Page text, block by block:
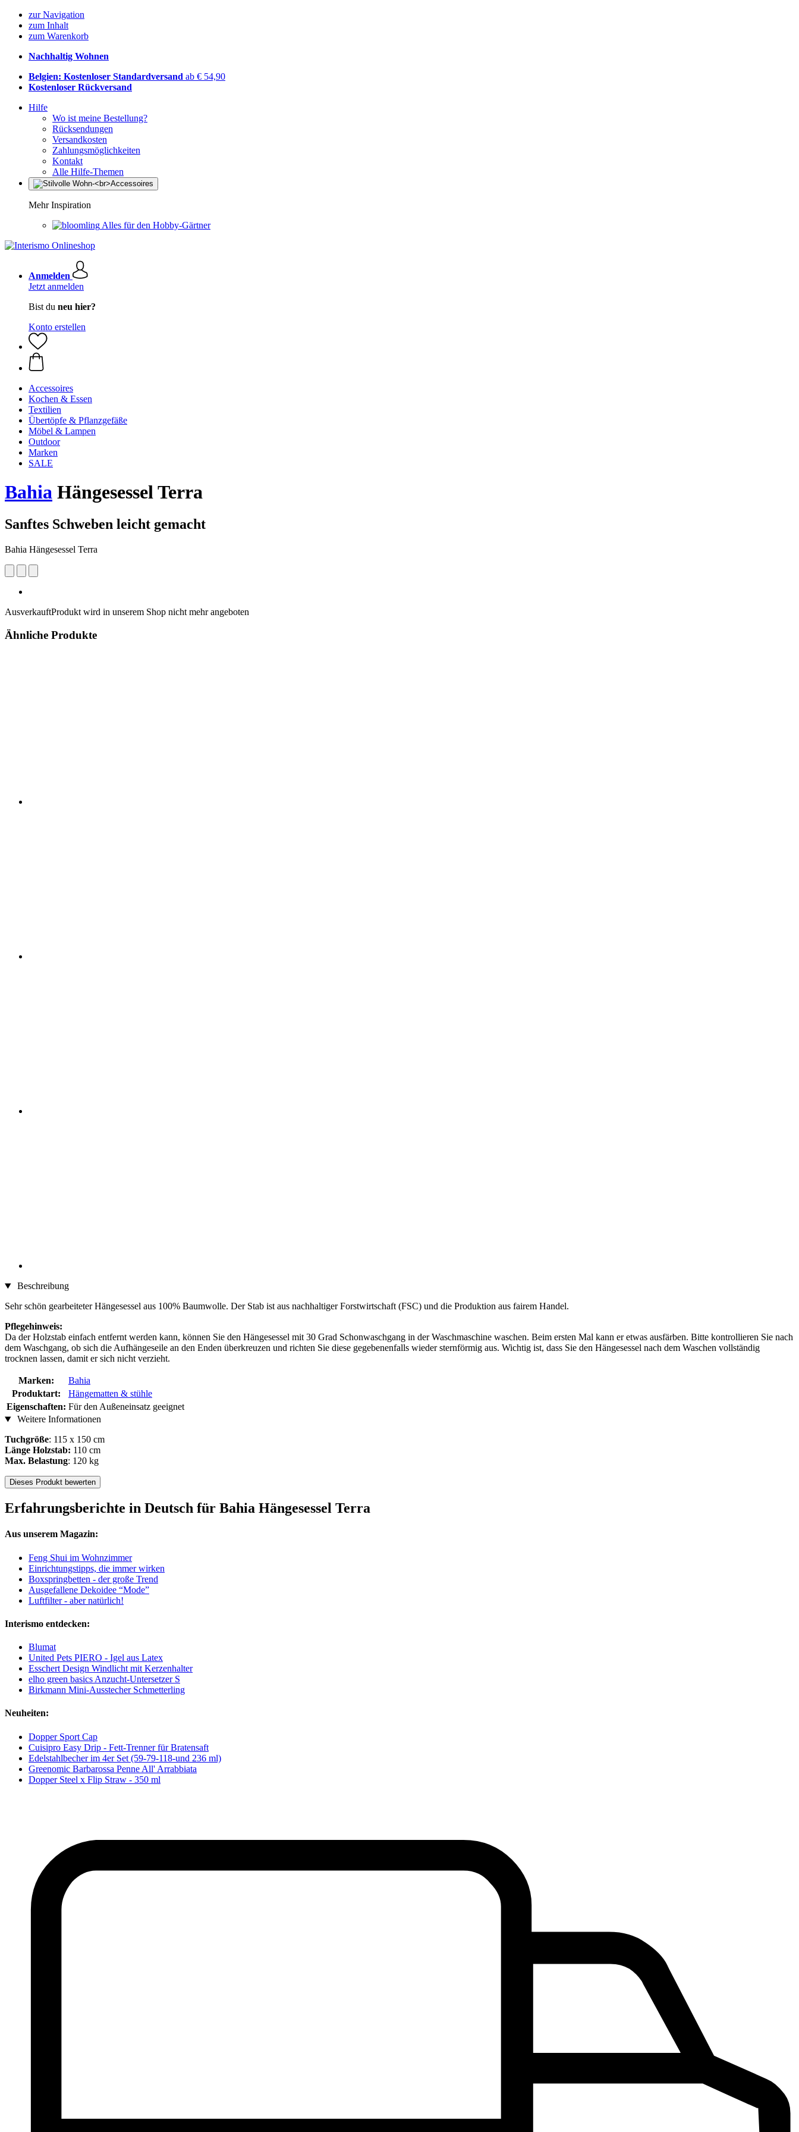
zur Navigation
zum Inhalt
zum Warenkorb
Nachhaltig Wohnen
Belgien: Kostenloser Standardversand ab € 54,90
Kostenloser Rückversand
Hilfe
Wo ist meine Bestellung?
Rücksendungen
Versandkosten
Zahlungsmöglichkeiten
Kontakt
Alle Hilfe-Themen
Mehr Inspiration
Alles für den Hobby-Gärtner
Anmelden
Jetzt anmelden
Bist du neu hier?
Konto erstellen
Accessoires
Kochen & Essen
Textilien
Übertöpfe & Pflanzgefäße
Möbel & Lampen
Outdoor
Marken
SALE
Bahia Hängesessel Terra
Sanftes Schweben leicht gemacht
Bahia Hängesessel Terra
AusverkauftProdukt wird in unserem Shop nicht mehr angeboten
Ähnliche Produkte
Beschreibung
Sehr schön gearbeiteter Hängesessel aus 100% Baumwolle. Der Stab ist aus nachhaltiger Forstwirtschaft (FSC) und die Produktion aus fairem Handel.
Pflegehinweis:
Da der Holzstab einfach entfernt werden kann, können Sie den Hängesessel mit 30 Grad Schonwaschgang in der Waschmaschine waschen. Beim ersten Mal kann er etwas ausfärben. Bitte kontrollieren Sie nach
dem Waschgang, ob sich die Aufhängeseile an den Enden überkreuzen und richten Sie diese gegebenenfalls wieder sternförmig aus. Wichtig ist, dass Sie den Hängesessel nach dem Waschen vollständig
trocknen lassen, damit er sich nicht verzieht.
Marken:
Bahia
Produktart:
Hängematten & stühle
Eigenschaften: Für den Außeneinsatz geeignet
Weitere Informationen
Tuchgröße: 115 x 150 cm
Länge Holzstab: 110 cm
Max. Belastung: 120 kg
Dieses Produkt bewerten
Erfahrungsberichte in Deutsch für Bahia Hängesessel Terra
Aus unserem Magazin:
Feng Shui im Wohnzimmer
Einrichtungstipps, die immer wirken
Boxspringbetten - der große Trend
Ausgefallene Dekoidee “Mode”
Luftfilter - aber natürlich!
Interismo entdecken:
Blumat
United Pets PIERO - Igel aus Latex
Esschert Design Windlicht mit Kerzenhalter
elho green basics Anzucht-Untersetzer S
Birkmann Mini-Ausstecher Schmetterling
Neuheiten:
Dopper Sport Cap
Cuisipro Easy Drip - Fett-Trenner für Bratensaft
Edelstahlbecher im 4er Set (59-79-118-und 236 ml)
Greenomic Barbarossa Penne All' Arrabbiata
Dopper Steel x Flip Straw - 350 ml